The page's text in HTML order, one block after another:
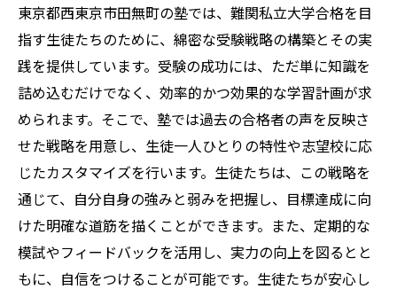
東京都西東京市田無町の塾では、難関私立大学合格を目
指す生徒たちのために、綿密な受験戦略の構築とその実
践を提供しています。受験の成功には、ただ単に知識を
詰め込むだけでなく、効率的かつ効果的な学習計画が求
められます。そこで、塾では過去の合格者の声を反映さ
せた戦略を用意し、生徒一人ひとりの特性や志望校に応
じたカスタマイズを行います。生徒たちは、この戦略を
通じて、自分自身の強みと弱みを把握し、目標達成に向
けた明確な道筋を描くことができます。また、定期的な
模試やフィードバックを活用し、実力の向上を図るとと
もに、自信をつけることが可能です。生徒たちが安心し